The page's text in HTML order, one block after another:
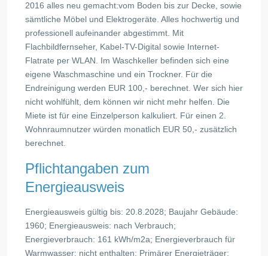
2016 alles neu gemacht:vom Boden bis zur Decke, sowie
sämtliche Möbel und Elektrogeräte. Alles hochwertig und
professionell aufeinander abgestimmt. Mit
Flachbildfernseher, Kabel-TV-Digital sowie Internet-
Flatrate per WLAN. Im Waschkeller befinden sich eine
eigene Waschmaschine und ein Trockner. Für die
Endreinigung werden EUR 100,- berechnet. Wer sich hier
nicht wohlfühlt, dem können wir nicht mehr helfen. Die
Miete ist für eine Einzelperson kalkuliert. Für einen 2.
Wohnraumnutzer würden monatlich EUR 50,- zusätzlich
berechnet.
Pflichtangaben zum
Energieausweis
Energieausweis gültig bis: 20.8.2028; Baujahr Gebäude:
1960; Energieausweis: nach Verbrauch;
Energieverbrauch: 161 kWh/m2a; Energieverbrauch für
Warmwasser: nicht enthalten; Primärer Energieträger: